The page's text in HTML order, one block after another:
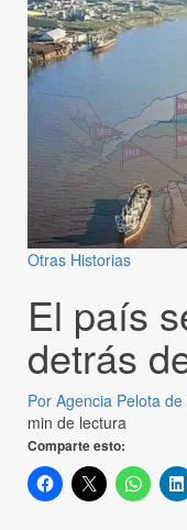
Otras Historias
El país
detrás
Por Agencia Pelota de
min de lectura
Comparte esto: